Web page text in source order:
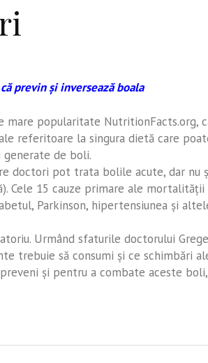
previn şi inversează boala
mare popularitate NutritionFacts.org,
referitoare la singura dietă care
de boli.
doctori pot trata bolile acute, dar nu
Cele 15 cauze primare ale
Parkinson, hipertensiunea şi
Urmând sfaturile doctorului
trebuie să consumi şi ce schimbări
şi pentru a combate aceste